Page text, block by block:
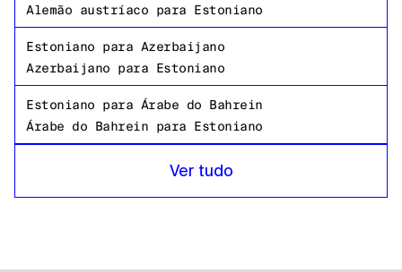
Alemão austríaco para Estoniano
Estoniano para Azerbaijano
Azerbaijano para Estoniano
Estoniano para Árabe do Bahrein
Árabe do Bahrein para Estoniano
Bengali de Bangladesh
Ver tudo